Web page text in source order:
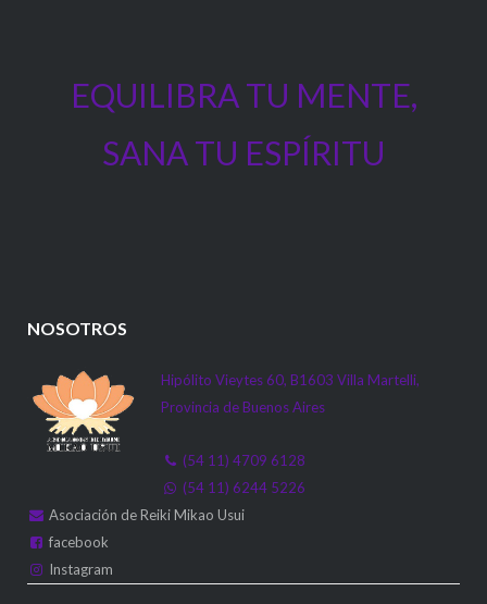
EQUILIBRA TU MENTE,
SANA TU ESPÍRITU
NOSOTROS
Hipólito Vieytes 60, B1603 Villa Martelli,
Provincia de Buenos Aires
(54 11) 4709 6128
(54 11) 6244 5226
Asociación de Reiki Mikao Usui
facebook
Instagram